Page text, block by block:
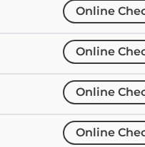
Online
Online
Online
Online